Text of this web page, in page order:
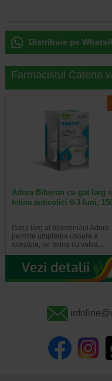
Distribuie pe
Farmacistul Catena
Adora Biberon cu gat larg
tetina anticolici 0-3 luni,
Gatul larg al biberonului Adora
permite umplerea usoara a
acestuia, iar tetina cu valva…